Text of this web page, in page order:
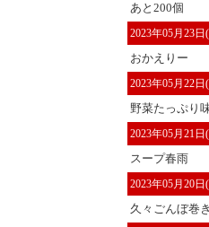
あと200個
2023年05月23日
おかえりー
2023年05月22日
野菜たっぷり
2023年05月21日
スープ春雨
2023年05月20日
久々ごんぼ巻き